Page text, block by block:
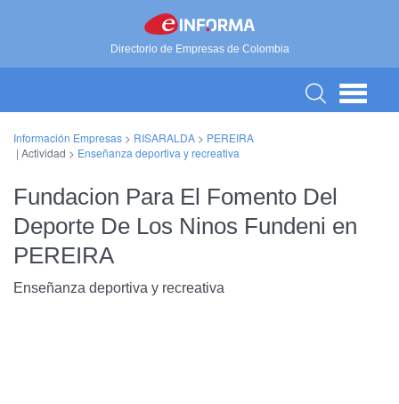
Directorio de Empresas de Colombia
Información Empresas > RISARALDA > PEREIRA
| Actividad > Enseñanza deportiva y recreativa
Fundacion Para El Fomento Del
Deporte De Los Ninos Fundeni en
PEREIRA
Enseñanza deportiva y recreativa